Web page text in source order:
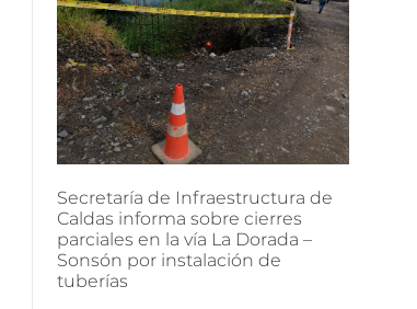
Secretaría de Infraestructura de
Caldas informa sobre cierres
parciales en la vía La Dorada –
Sonsón por instalación de
tuberías